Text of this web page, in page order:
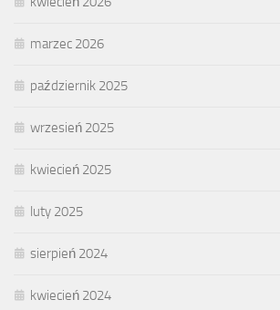
marzec 2026
październik 2025
wrzesień 2025
kwiecień 2025
luty 2025
sierpień 2024
kwiecień 2024